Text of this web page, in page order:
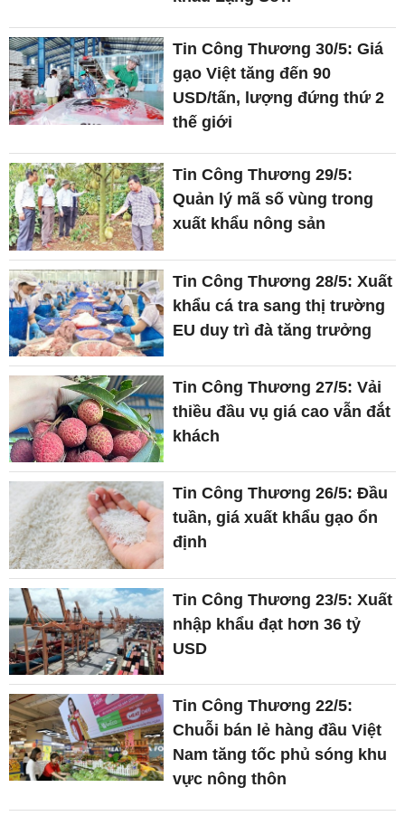
Tin Công Thương 30/5: Giá
gạo Việt tăng đến 90
USD/tấn, lượng đứng thứ 2
thế giới
Tin Công Thương 29/5:
Quản lý mã số vùng trong
xuất khẩu nông sản
Tin Công Thương 28/5: Xuất
khẩu cá tra sang thị trường
EU duy trì đà tăng trưởng
Tin Công Thương 27/5: Vải
thiều đầu vụ giá cao vẫn đắt
khách
Tin Công Thương 26/5: Đầu
tuần, giá xuất khẩu gạo ổn
định
Tin Công Thương 23/5: Xuất
nhập khẩu đạt hơn 36 tỷ
USD
Tin Công Thương 22/5:
Chuỗi bán lẻ hàng đầu Việt
Nam tăng tốc phủ sóng khu
vực nông thôn